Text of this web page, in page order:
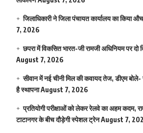
जिलाधिकारी ने जिला पंचायत कार्यालय का किया
7, 2026
छपरा में विकसित भारत-जी रामजी अधिनियम पर
August 7, 2026
सीवान में नई चीनी मिल की कवायद तेज, डीएम बोले-
है स्थापनाAugust 7, 2026
प्रतियोगी परीक्षाओं को लेकर रेलवे का अहम कदम,
टाटानगर के बीच दौड़ेगी स्पेशल ट्रेनAugust 7,